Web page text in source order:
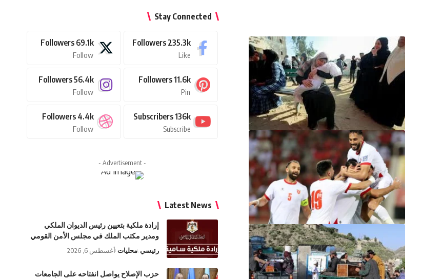
Stay Connected
235.3k
Followers
Like
69.1k
Followers
Follow
11.6k
Followers
Pin
56.4k
Followers
Follow
136k
Subscribers
Subscribe
4.4k
Followers
Follow
- Advertisement -
Latest News
إرادة ملكية بتعيين رئيس الديوان الملكي
ومدير مكتب الملك في مجلس الأمن القومي
رئيسي محليات أغسطس 6, 2026
حزب الإصلاح يواصل انفتاحه على الجامعات